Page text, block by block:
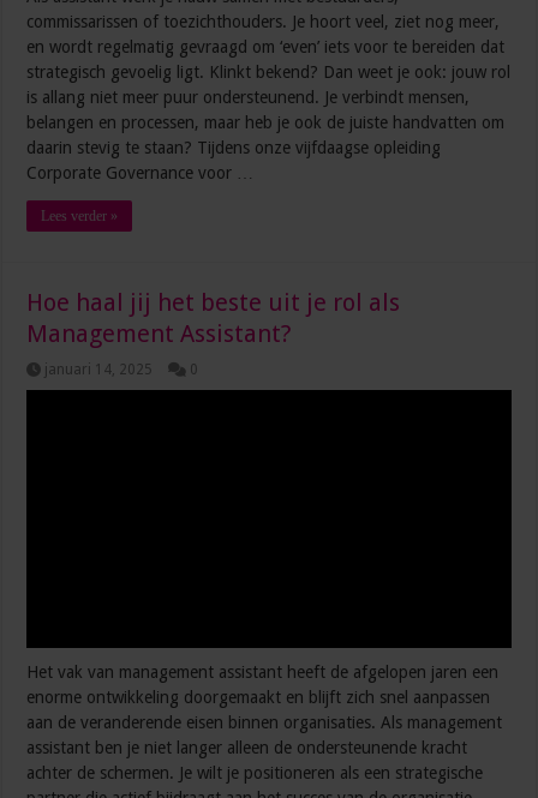
commissarissen of toezichthouders. Je hoort veel, ziet nog meer,
en wordt regelmatig gevraagd om ‘even’ iets voor te bereiden dat
strategisch gevoelig ligt. Klinkt bekend? Dan weet je ook: jouw rol
is allang niet meer puur ondersteunend. Je verbindt mensen,
belangen en processen, maar heb je ook de juiste handvatten om
daarin stevig te staan? Tijdens onze vijfdaagse opleiding
Corporate Governance voor …
Lees verder »
Hoe haal jij het beste uit je rol als
Management Assistant?
januari 14, 2025 0
Het vak van management assistant heeft de afgelopen jaren een
enorme ontwikkeling doorgemaakt en blijft zich snel aanpassen
aan de veranderende eisen binnen organisaties. Als management
assistant ben je niet langer alleen de ondersteunende kracht
achter de schermen. Je wilt je positioneren als een strategische